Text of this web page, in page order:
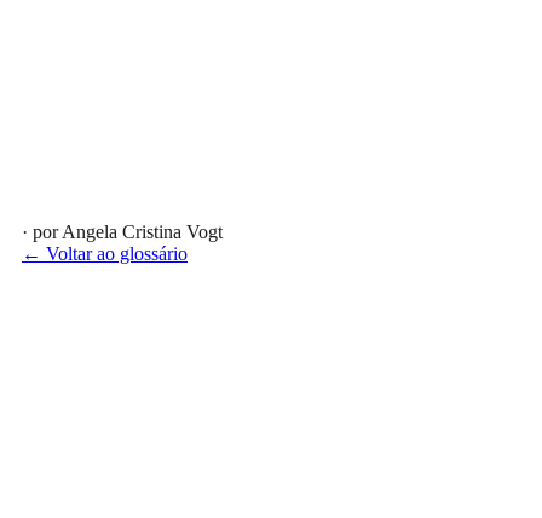
· por Angela Cristina Vogt
← Voltar ao glossário